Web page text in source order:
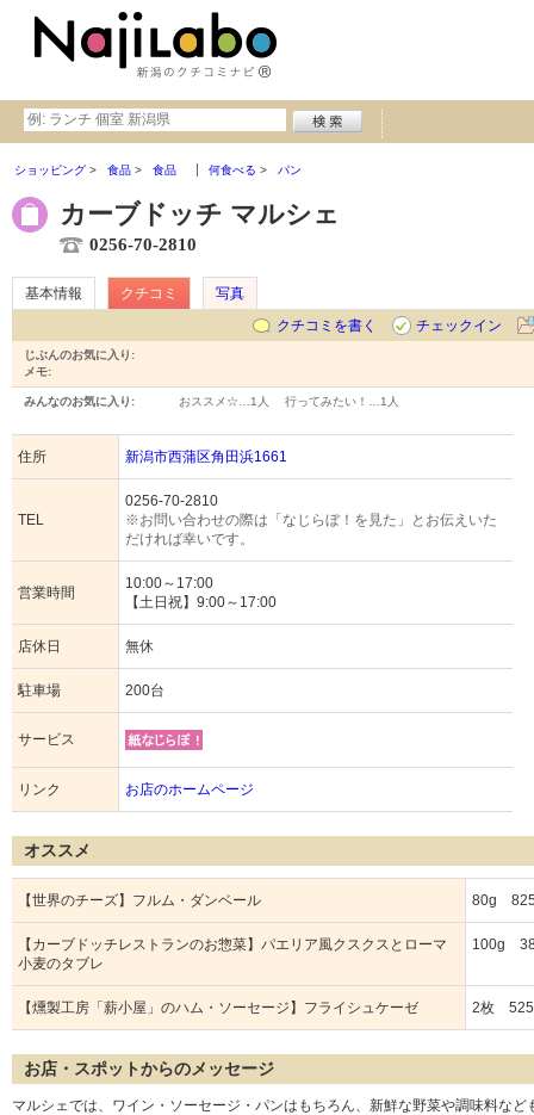
ショッピング 食品 食品 何食べる パン
カーブドッチ マルシェ
0256-70-2810
基本情報 クチコミ
写真
クチコミを書く
チェックイン
じぶんのお気に入り:
メモ:
みんなのお気に入り: おススメ☆… 1人 行ってみたい！… 1人
住所 新潟市西蒲区角田浜1661
TEL
0256-70-2810
※お問い合わせの際は「なじらぼ！を見た」とお伝えいた
だければ幸いです。
営業時間
10:00～17:00
【土日祝】9:00～17:00
店休日 無休
駐車場 200台
サービス
リンク お店のホームページ
オススメ
【世界のチーズ】フルム・ダンベール 80g
【カーブドッチレストランのお惣菜】パエリア風クスクスとローマ
小麦のタブレ
100g
【燻製工房「薪小屋」のハム・ソーセージ】フライシュケーゼ 2枚 525
お店・スポットからのメッセージ
マルシェでは、ワイン・ソーセージ・パンはもちろん、新鮮な野菜や調味料な